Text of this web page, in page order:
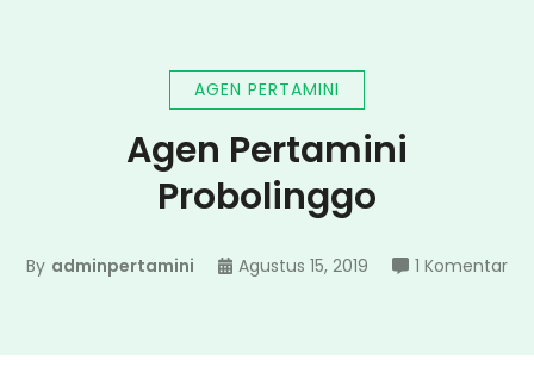
AGEN PERTAMINI
Agen Pertamini
Probolinggo
By adminpertamini Agustus 15, 2019 1 Komentar